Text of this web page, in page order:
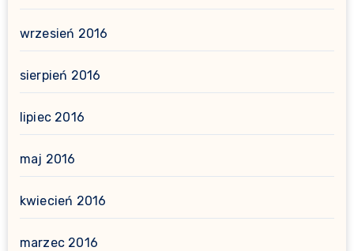
wrzesień 2016
sierpień 2016
lipiec 2016
maj 2016
kwiecień 2016
marzec 2016